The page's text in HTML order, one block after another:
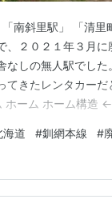
「南斜里駅」 「清里
、２０２１年３月に
なしの無人駅でした
てきたレンタカーだ
ホーム ホーム構造
： 無人駅廃止日 ：
道斜里郡斜里町訪
中駅・駅舎ランキ
趣味 ランキング参
海道 #釧網本線 #